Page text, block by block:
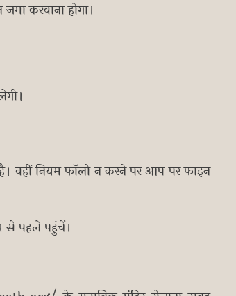
करवाना होगा।
है। वहीं नियम फॉलो न करने पर आप पर फाइन
से पहले पहुंचें।